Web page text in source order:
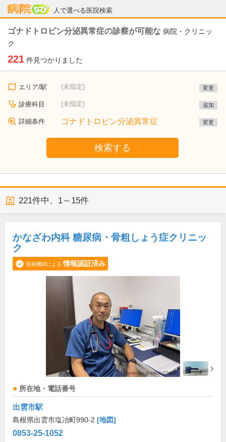
人で選べる医院検索
病院なび
ゴナドトロピン分泌異常症の診察が可能な 病院・クリニッ
ク
221 件見つかりました
エリア/駅 (未指定) 変更
診療科目 (未指定) 追加
詳細条件 ゴナドトロピン分泌異常症 変更
検索する
221件中、 1～15件
かなざわ内科 糖尿病・骨粗しょう症クリニッ
ク
医療機関による 情報認証済み
所在地・電話番号
出雲市駅
島根県出雲市塩冶町990-2 [地図]
0853-25-1052